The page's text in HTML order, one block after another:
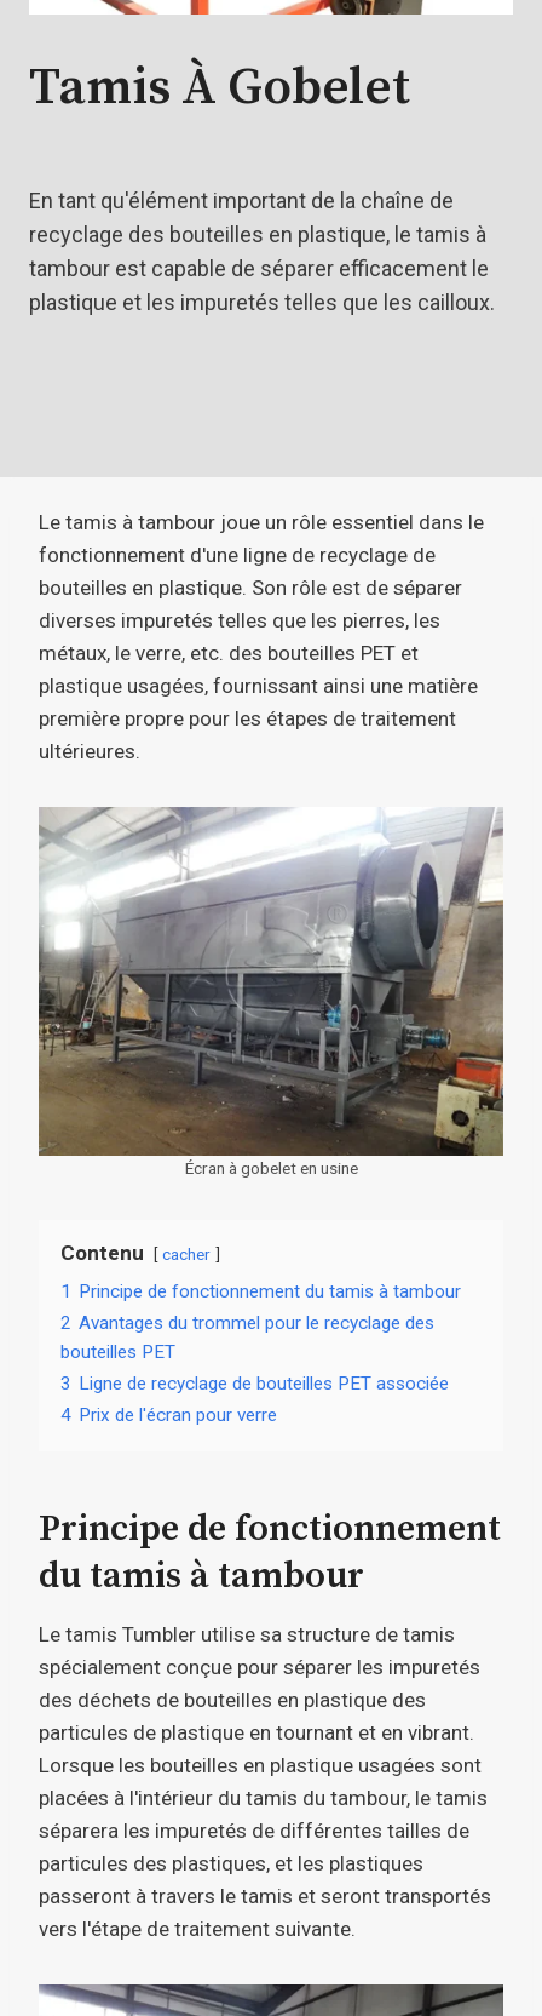
Tamis À Gobelet
En tant qu'élément important de la chaîne de
recyclage des bouteilles en plastique, le tamis à
tambour est capable de séparer efficacement le
plastique et les impuretés telles que les cailloux.
Le tamis à tambour joue un rôle essentiel dans le
fonctionnement d'une ligne de recyclage de
bouteilles en plastique. Son rôle est de séparer
diverses impuretés telles que les pierres, les
métaux, le verre, etc. des bouteilles PET et
plastique usagées, fournissant ainsi une matière
première propre pour les étapes de traitement
ultérieures.
Écran à gobelet en usine
Contenu cacher
1 Principe de fonctionnement du tamis à tambour
2 Avantages du trommel pour le recyclage des
bouteilles PET
3 Ligne de recyclage de bouteilles PET associée
4 Prix ​​​​de l'écran pour verre
Principe de fonctionnement
du tamis à tambour
Le tamis Tumbler utilise sa structure de tamis
spécialement conçue pour séparer les impuretés
des déchets de bouteilles en plastique des
particules de plastique en tournant et en vibrant.
Lorsque les bouteilles en plastique usagées sont
placées à l'intérieur du tamis du tambour, le tamis
séparera les impuretés de différentes tailles de
particules des plastiques, et les plastiques
passeront à travers le tamis et seront transportés
vers l'étape de traitement suivante.